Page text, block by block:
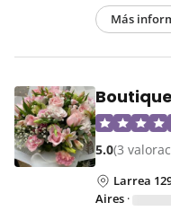
Más
5.0(3
Larrea
Aires ·